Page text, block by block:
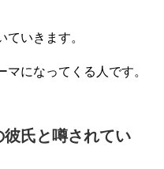
ていきます。
になってくる人です。
氏と噂されてい